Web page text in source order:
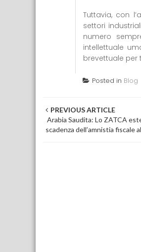
Tuttavia, con
settori
numero
intellettuale
brevettuale per
Posted in Blog
Post
PREVIOUS ARTICLE
Arabia Saudita: Lo ZATCA
scadenza dell’amnistia fiscale